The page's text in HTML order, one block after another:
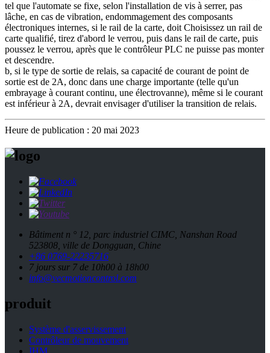
tel que l'automate se fixe, selon l'installation de vis à serrer, pas
lâche, en cas de vibration, endommagement des composants
électroniques internes, si le rail de la carte, doit Choisissez un rail de
carte qualifié, tirez d'abord le verrou, puis dans le rail de carte, puis
poussez le verrou, après que le contrôleur PLC ne puisse pas monter
et descendre.
b, si le type de sortie de relais, sa capacité de courant de point de
sortie est de 2A, donc dans une charge importante (telle qu'un
embrayage à courant continu, une électrovanne), même si le courant
est inférieur à 2A, devrait envisager d'utiliser la transition de relais.
Heure de publication : 20 mai 2023
Bâtiment n ° 12, parc industriel CIMC, Nanshan Road
523808, ville de Dongguan, Chine
+86 0769-22235716
7 jours sur 7 de 10h00 à 18h00
info@vecmotioncontrol.com
produit
Système d'asservissement
Contrôleur de mouvement
IHM